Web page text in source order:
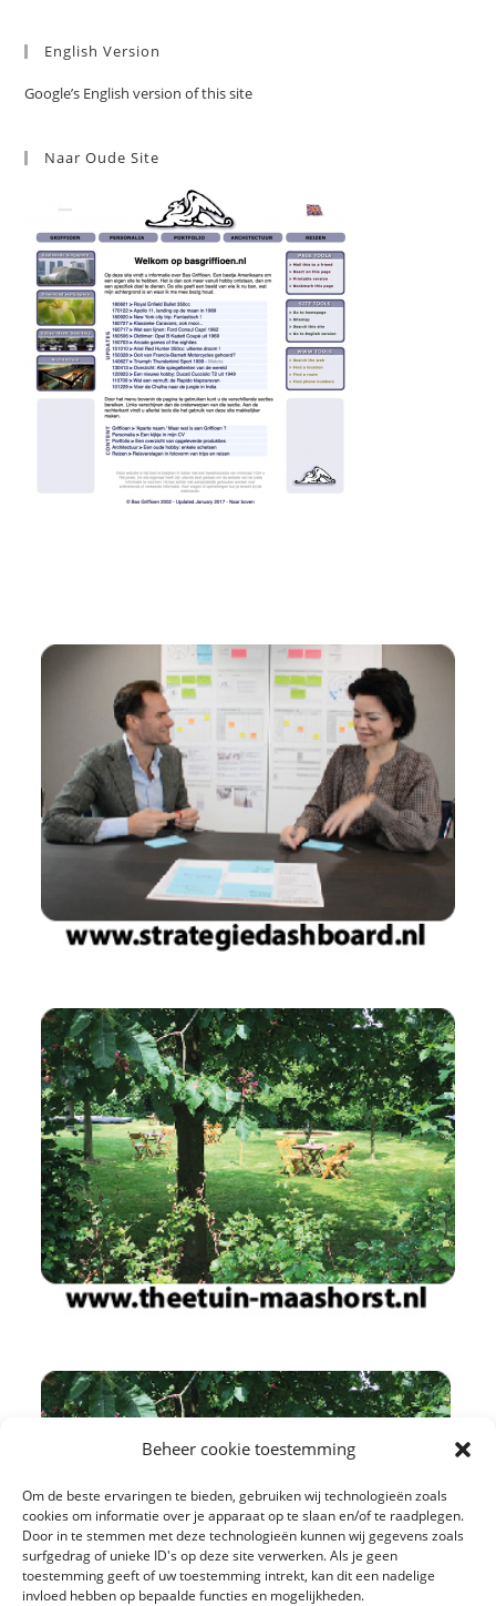
Beheer cookie toestemming
Om de beste ervaringen te bieden, gebruiken wij technologieën zoals
cookies om informatie over je apparaat op te slaan en/of te raadplegen.
Door in te stemmen met deze technologieën kunnen wij gegevens zoals
surfgedrag of unieke ID's op deze site verwerken. Als je geen
toestemming geeft of uw toestemming intrekt, kan dit een nadelige
invloed hebben op bepaalde functies en mogelijkheden.
English Version
Google’s English version of this site
Naar Oude Site